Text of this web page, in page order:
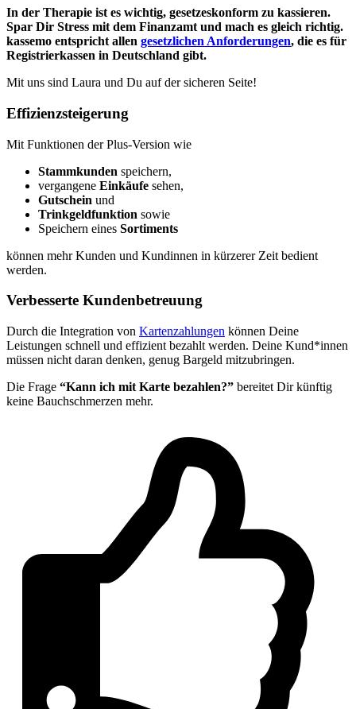
In der Therapie ist es wichtig, gesetzeskonform zu kassieren.
Spar Dir Stress mit dem Finanzamt und mach es gleich richtig.
kassemo entspricht allen gesetzlichen Anforderungen, die es für
Registrierkassen in Deutschland gibt.
Mit uns sind Laura und Du auf der sicheren Seite!
Effizienzsteigerung
Mit Funktionen der Plus-Version wie
Stammkunden speichern,
vergangene Einkäufe sehen,
Gutschein und
Trinkgeldfunktion sowie
Speichern eines Sortiments
können mehr Kunden und Kundinnen in kürzerer Zeit bedient
werden.
Verbesserte Kundenbetreuung
Durch die Integration von Kartenzahlungen können Deine
Leistungen schnell und effizient bezahlt werden. Deine Kund*innen
müssen nicht daran denken, genug Bargeld mitzubringen.
Die Frage “Kann ich mit Karte bezahlen?” bereitet Dir künftig
keine Bauchschmerzen mehr.